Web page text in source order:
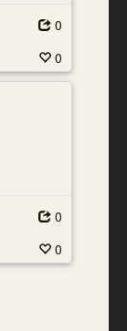
0
0
0
0